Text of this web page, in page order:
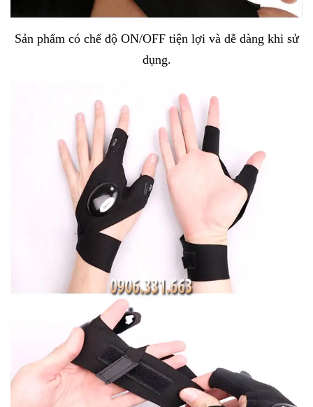
Sản phẩm có chế độ ON/OFF tiện lợi và dễ dàng khi sử
dụng.